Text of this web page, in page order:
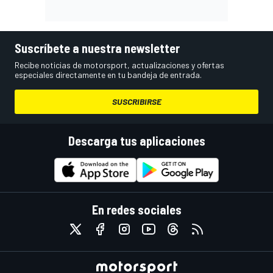
Suscríbete a nuestra newsletter
Recibe noticias de motorsport, actualizaciones y ofertas
especiales directamente en tu bandeja de entrada.
SUSCRIBIRSE
Descarga tus aplicaciones
En redes sociales